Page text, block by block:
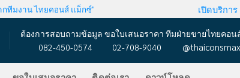
กทีมงาน ไทยคอนส์ แม็กซ์" เปิดบริการ
ต้องการสอบถามข้อมูล ขอใบเสนอราคา ทีมฝ่ายขายไทยคอ
082-450-0574
02-708-9040 @thaiconsmax